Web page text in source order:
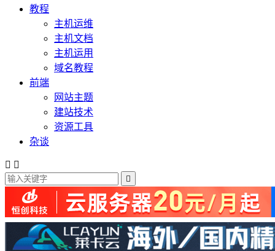
教程
主机运维
主机文档
主机运用
域名教程
前端
网站主题
建站技术
资源工具
杂谈
 
